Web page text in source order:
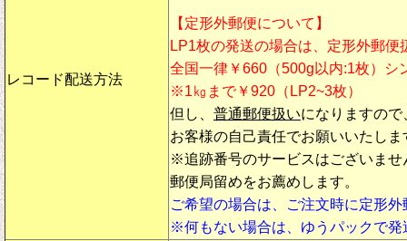
レコード配送方法
【定形外郵便について】
LP1枚の発送の場合は、定形外郵便
全国一律￥660（500g以内:1枚）シ
※1㎏まで￥920（LP2~3枚）
但し、 普通郵便扱いになりますの
お客様の自己責任でお願いいたしま
※追跡番号のサービスはございませ
郵便局留めをお薦めします。
ご希望の場合は、ご注文時に定形
※何もない場合は、ゆうパックで発